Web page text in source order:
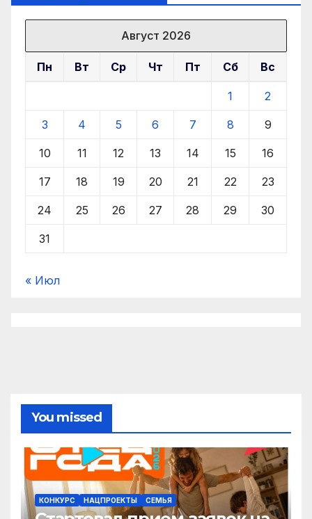
Август 2026
Пн Вт Ср Чт Пт Сб Вс
1 2
3 4 5 6 7 8 9
10 11 12 13 14 15 16
17 18 19 20 21 22 23
24 25 26 27 28 29 30
31
« Июл
You missed
КОНКУРС НАЦПРОЕКТЫ СЕМЬЯ